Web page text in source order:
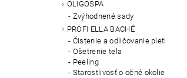
OLIGOSPA
Zvýhodnené sady
PROFI ELLA BACHÉ
Čistenie a odličovanie pleti
Ošetrenie tela
Peeling
Starostlivosť o očné okolie